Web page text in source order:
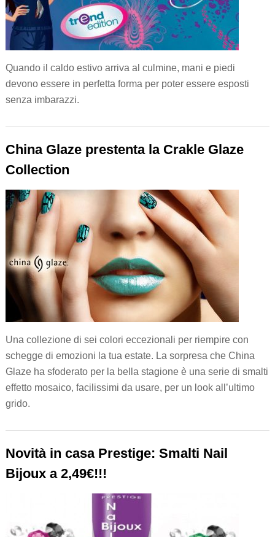
Quando il caldo estivo arriva al culmine, mani e piedi
devono essere in perfetta forma per poter essere esposti
senza imbarazzi.
China Glaze prestenta la Crakle Glaze
Collection
Una collezione di sei colori eccezionali per riempire con
schegge di emozioni la tua estate. La sorpresa che China
Glaze ha sfoderato per la bella stagione è una serie di smalti
effetto mosaico, facilissimi da usare, per un look all’ultimo
grido.
Novità in casa Prestige: Smalti Nail
Bijoux a 2,49€!!!